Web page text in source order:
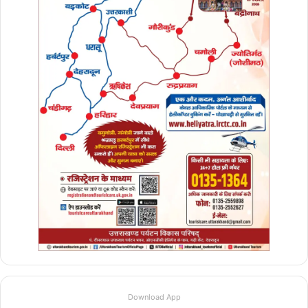
क्षेत्रों में उल्लेखनीय सुधार हो सके। इसके अलावा उन्होंने
यू-डायस प्लस, प्रबंध तथा शिक्षक प्रशिक्षण कार्यक्रमों के
मध्य और बेहतर समन्वय स्थापित करने के निर्देश भी
अधिकारियों को दिये।
Download App